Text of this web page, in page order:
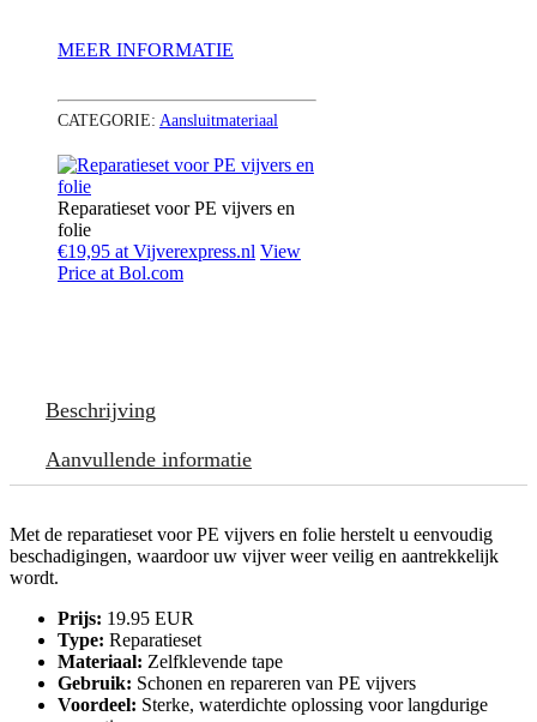
MEER INFORMATIE
CATEGORIE: Aansluitmateriaal
Reparatieset voor PE vijvers en
folie
€19,95 at Vijverexpress.nl View
Price at Bol.com
Beschrijving
Aanvullende informatie
Met de reparatieset voor PE vijvers en folie herstelt u eenvoudig
beschadigingen, waardoor uw vijver weer veilig en aantrekkelijk
wordt.
Prijs: 19.95 EUR
Type: Reparatieset
Materiaal: Zelfklevende tape
Gebruik: Schonen en repareren van PE vijvers
Voordeel: Sterke, waterdichte oplossing voor langdurige